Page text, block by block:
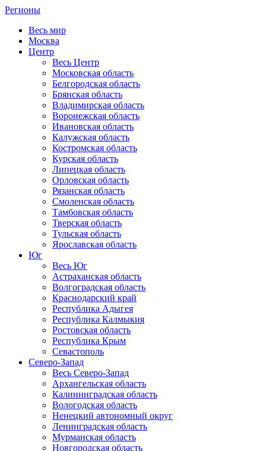
Регионы
Весь мир
Москва
Центр
Весь Центр
Московская область
Белгородская область
Брянская область
Владимирская область
Воронежская область
Ивановская область
Калужская область
Костромская область
Курская область
Липецкая область
Орловская область
Рязанская область
Смоленская область
Тамбовская область
Тверская область
Тульская область
Ярославская область
Юг
Весь Юг
Астраханская область
Волгоградская область
Краснодарский край
Республика Адыгея
Республика Калмыкия
Ростовская область
Республика Крым
Севастополь
Северо-Запад
Весь Северо-Запад
Архангельская область
Калининградская область
Вологодская область
Ненецкий автономный округ
Ленинградская область
Мурманская область
Новгородская область